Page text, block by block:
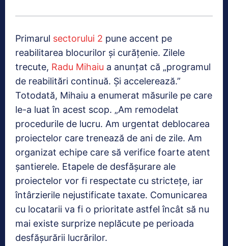
Primarul sectorului 2 pune accent pe
reabilitarea blocurilor și curățenie. Zilele
trecute, Radu Mihaiu a anunțat că „programul
de reabilitări continuă. Și accelerează.”
Totodată, Mihaiu a enumerat măsurile pe care
le-a luat în acest scop. „Am remodelat
procedurile de lucru. Am urgentat deblocarea
proiectelor care trenează de ani de zile. Am
organizat echipe care să verifice foarte atent
șantierele. Etapele de desfășurare ale
proiectelor vor fi respectate cu strictețe, iar
întârzierile nejustificate taxate. Comunicarea
cu locatarii va fi o prioritate astfel încât să nu
mai existe surprize neplăcute pe perioada
desfășurării lucrărilor.